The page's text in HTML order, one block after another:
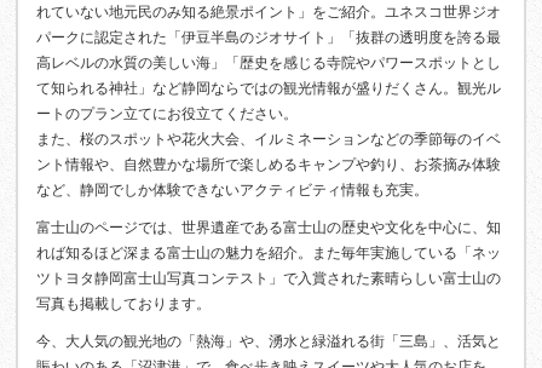
れていない地元民のみ知る絶景ポイント」をご紹介。ユネスコ世界ジオ
パークに認定された「伊豆半島のジオサイト」「抜群の透明度を誇る最
高レベルの水質の美しい海」「歴史を感じる寺院やパワースポットとし
て知られる神社」など静岡ならではの観光情報が盛りだくさん。観光ル
ートのプラン立てにお役立てください。
また、桜のスポットや花火大会、イルミネーションなどの季節毎のイベ
ント情報や、自然豊かな場所で楽しめるキャンプや釣り、お茶摘み体験
など、静岡でしか体験できないアクティビティ情報も充実。
富士山のページでは、世界遺産である富士山の歴史や文化を中心に、知
れば知るほど深まる富士山の魅力を紹介。また毎年実施している「ネッ
ツトヨタ静岡富士山写真コンテスト」で入賞された素晴らしい富士山の
写真も掲載しております。
今、大人気の観光地の「熱海」や、湧水と緑溢れる街「三島」、活気と